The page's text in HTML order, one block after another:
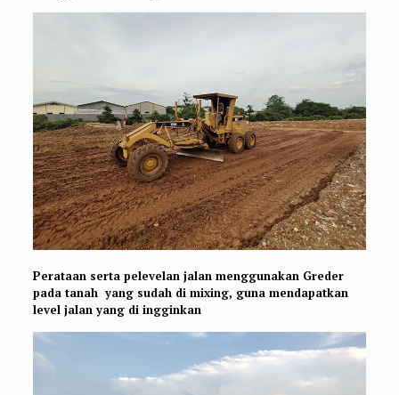
Perataan serta pelevelan jalan menggunakan Greder
pada tanah yang sudah di mixing, guna mendapatkan
level jalan yang di ingginkan